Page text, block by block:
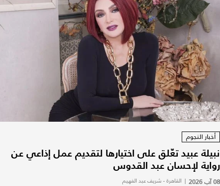
أخبار النجوم
نبيلة عبيد تعّلق على اختيارها لتقديم عمل إذاعي عن
رواية لإحسان عبد القدوس
08 آب 2026 | القاهرة - شريف عبد الفهيم